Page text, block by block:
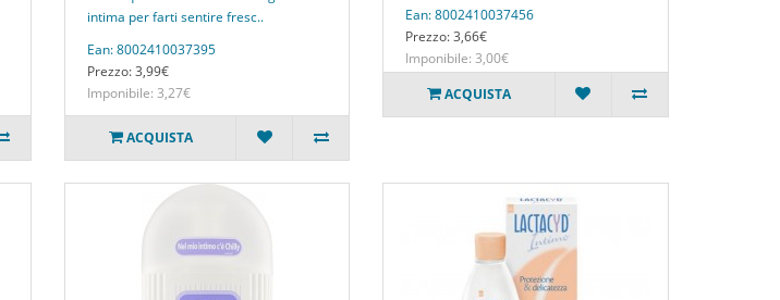
intima per farti sentire fresc..
Ean: 8002410037395
Prezzo: 3,99€
Imponibile: 3,27€
ACQUISTA
Ean: 8002410037456
Prezzo: 3,66€
Imponibile: 3,00€
ACQUISTA